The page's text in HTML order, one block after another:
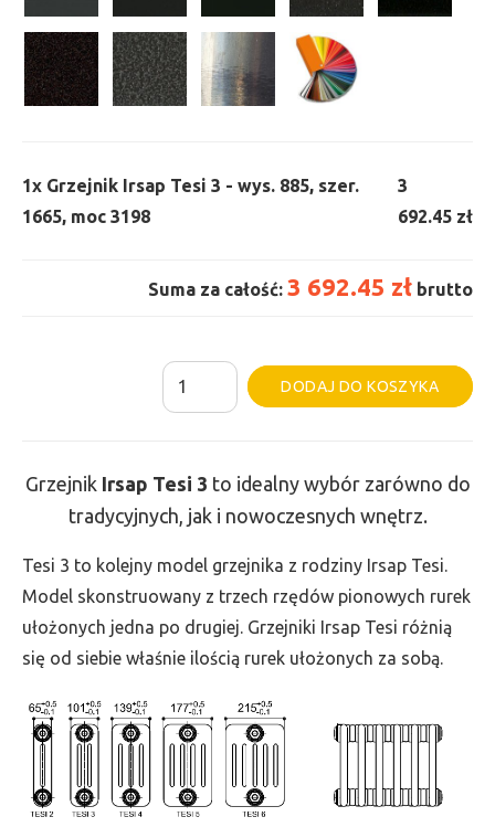
1x Grzejnik Irsap Tesi 3 - wys. 885, szer.
1665, moc 3198
3
692.45 zł
Suma za całość: 3 692.45 zł brutto
ilość
Grzejnik
-
wys.
885,
szer.
1665,
3198
DODAJ DO KOSZYKA
Grzejnik Irsap Tesi 3 to idealny wybór zarówno do
tradycyjnych, jak i nowoczesnych wnętrz.
Tesi 3 to kolejny model grzejnika z rodziny Irsap Tesi.
Model skonstruowany z trzech rzędów pionowych rurek
ułożonych jedna po drugiej. Grzejniki Irsap Tesi różnią
się od siebie właśnie ilością rurek ułożonych za sobą.